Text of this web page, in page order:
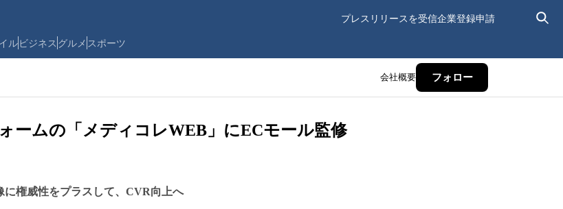
プレスリリースを受信企業登録申請
ルビジネス グルメ スポーツ
会社概要 フォロー
ームの「メディコレWEB」にECモール監修
権威性をプラスして、CVR向上へ